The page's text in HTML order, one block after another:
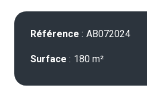
Référence AB072024
Surface 180 m²